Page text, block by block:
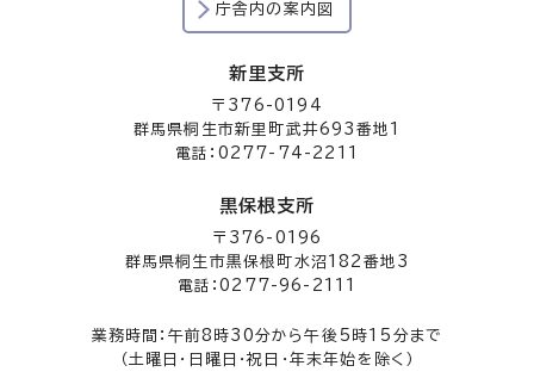
庁舎内の案内図
新里支所
〒376-0194
群馬県桐生市新里町武井693番地1
電話：0277-74-2211
黒保根支所
〒376-0196
群馬県桐生市黒保根町水沼182番地3
電話：0277-96-2111
業務時間：午前8時30分から午後5時15分まで
（土曜日・日曜日・祝日・年末年始を除く）